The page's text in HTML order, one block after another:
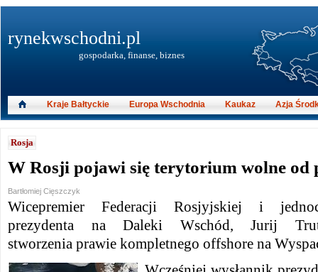
Rosja
W Rosji pojawi się terytorium wolne od
Bartłomiej Cięszczyk
Wicepremier Federacji Rosjyjskiej i
prezydenta na Daleki Wschód, Jurij
stworzenia prawie kompletnego offshore na
rynekwschodni.pl
gospodarka, finanse, biznes
Kraje Bałtyckie Europa Wschodnia Kaukaz Azja